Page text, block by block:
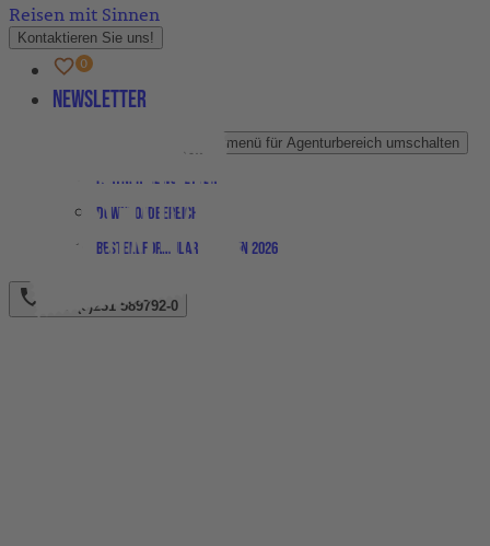
Reisen mit Sinnen
Kontaktieren Sie uns!
Newsletter
Untermenü für Agenturbereich umschalten
Downloadbereich
Bestellformular Magazin 2026
+49 (0)231 589792-0